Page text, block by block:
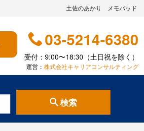
土佐のあかり メモパッド
03-5214-6380
受付：9:00〜18:30（土日祝を除く）
運営：株式会社キャリアコンサルティング
検索